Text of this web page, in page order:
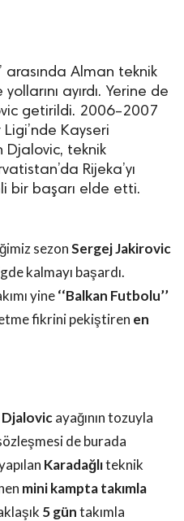
arasında Alman teknik
ayırdı. Yerine de
getirildi. 2006–2007
Kayseri
Djalovic, teknik
Rijeka’yı
bir başarı elde etti.
sezonSergej Jakirovic
kalmayı başardı.
yine‘‘Balkan Futbolu’’
fikrini pekiştiren en
ayağının tozuyla
de burada
Karadağlıteknik
mini kamptatakımla
5 güntakımla